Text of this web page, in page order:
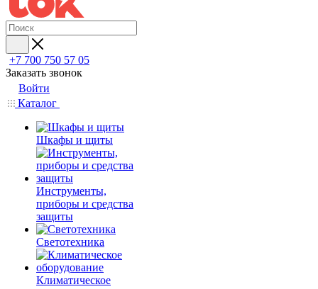
+7 700 750 57 05
Заказать звонок
Войти
Каталог
Шкафы и щиты
Инструменты,
приборы и средства
защиты
Светотехника
Климатическое